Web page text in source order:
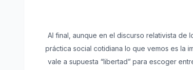
Al final, aunque en el discurso relativista de
práctica social cotidiana lo que vemos es la
vale a supuesta “libertad” para escoger